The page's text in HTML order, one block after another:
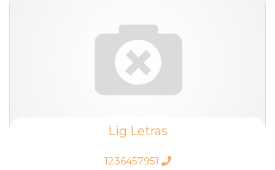
Lig Letras
1236457951